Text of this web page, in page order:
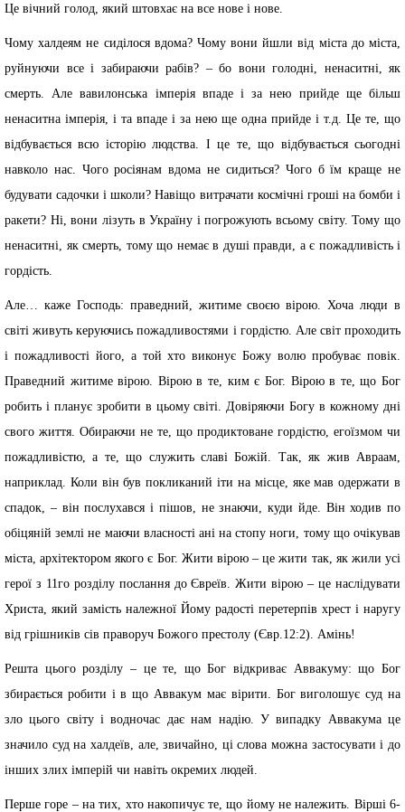
Це вічний голод, який штовхає на все нове і нове.
Чому халдеям не сиділося вдома? Чому вони йшли від міста до міста,
руйнуючи все і забираючи рабів? – бо вони голодні, ненаситні, як
смерть. Але вавилонська імперія впаде і за нею прийде ще більш
ненаситна імперія, і та впаде і за нею ще одна прийде і т.д. Це те, що
відбувається всю історію людства. І це те, що відбувається сьогодні
навколо нас. Чого росіянам вдома не сидиться? Чого б їм краще не
будувати садочки і школи? Навіщо витрачати космічні гроші на бомби і
ракети? Ні, вони лізуть в Україну і погрожують всьому світу. Тому що
ненаситні, як смерть, тому що немає в душі правди, а є пожадливість і
гордість.
Але… каже Господь: праведний, житиме своєю вірою. Хоча люди в
світі живуть керуючись пожадливостями і гордістю. Але світ проходить
і пожадливості його, а той хто виконує Божу волю пробуває повік.
Праведний житиме вірою. Вірою в те, ким є Бог. Вірою в те, що Бог
робить і планує зробити в цьому світі. Довіряючи Богу в кожному дні
свого життя. Обираючи не те, що продиктоване гордістю, егоїзмом чи
пожадливістю, а те, що служить славі Божій. Так, як жив Авраам,
наприклад. Коли він був покликаний іти на місце, яке мав одержати в
спадок, – він послухався і пішов, не знаючи, куди йде. Він ходив по
обіцяній землі не маючи власності ані на стопу ноги, тому що очікував
міста, архітектором якого є Бог. Жити вірою – це жити так, як жили усі
герої з 11го розділу послання до Євреїв. Жити вірою – це наслідувати
Христа, який замість належної Йому радості перетерпів хрест і наругу
від грішників сів праворуч Божого престолу (Євр.12:2). Амінь!
Решта цього розділу – це те, що Бог відкриває Аввакуму: що Бог
збирається робити і в що Аввакум має вірити. Бог виголошує суд на
зло цього світу і водночас дає нам надію. У випадку Аввакума це
значило суд на халдеїв, але, звичайно, ці слова можна застосувати і до
інших злих імперій чи навіть окремих людей.
Перше горе – на тих, хто накопичує те, що йому не належить. Вірші 6-